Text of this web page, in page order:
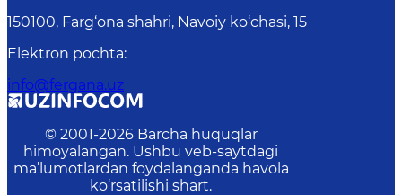
150100, Fаrg‘оnа shаhri, Nаvоiy ko‘chаsi, 15
Elektron pochta:
info@fergana.uz
© 2001-2026 Barcha huquqlar
himoyalangan. Ushbu veb-saytdagi
ma’lumotlardan foydalanganda havola
ko‘rsatilishi shart.